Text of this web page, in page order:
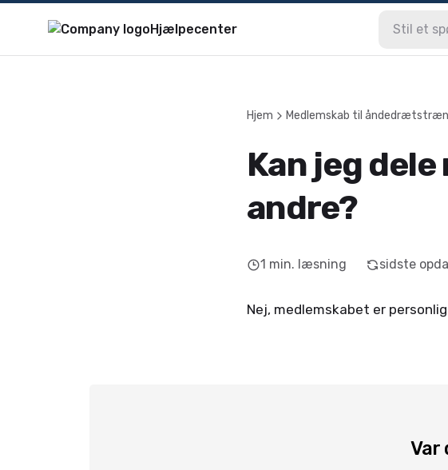
Hjælpecenter
Hjem Medlemskab til
Kan jeg
andre?
1 min. læsning sidste
Nej, medlemskabet er
Var